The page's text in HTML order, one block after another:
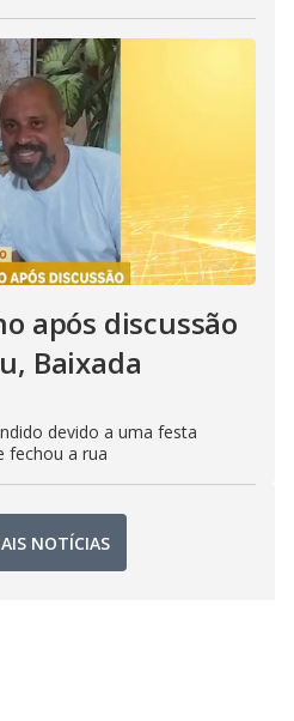
após discussão
Baixada
devido a uma festa
fechou a rua
NOTÍCIAS